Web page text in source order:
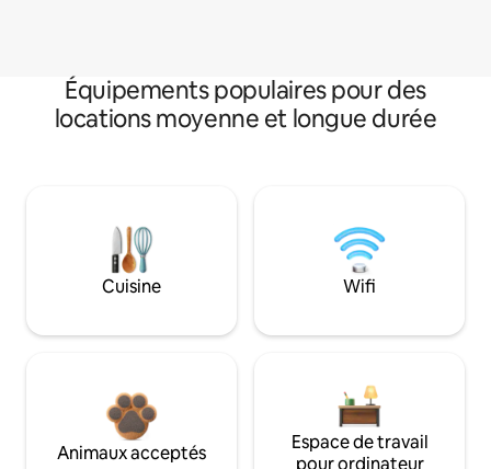
Équipements populaires pour des
locations moyenne et longue durée
Cuisine Wifi
Animaux acceptés
Espace de travail
pour ordinateur